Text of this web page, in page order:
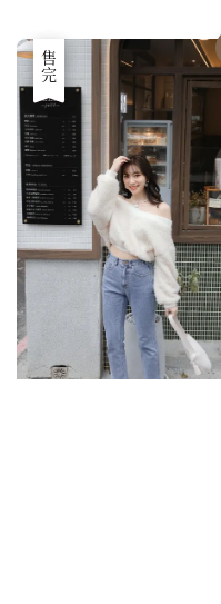
優惠
售完